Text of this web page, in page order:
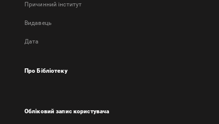
Причинний інститут
Видавець
Дата
Про Бібліотеку
Обліковий запис користувача